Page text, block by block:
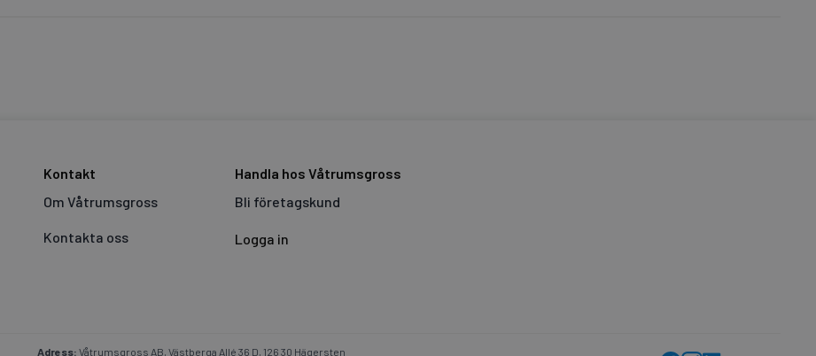
Kontakt
Om Våtrumsgross
Kontakta oss
Handla hos Våtrumsgross
Bli företagskund
Logga in
Adress: Våtrumsgross AB, Västberga Allé 36 D, 126 30 Hägersten